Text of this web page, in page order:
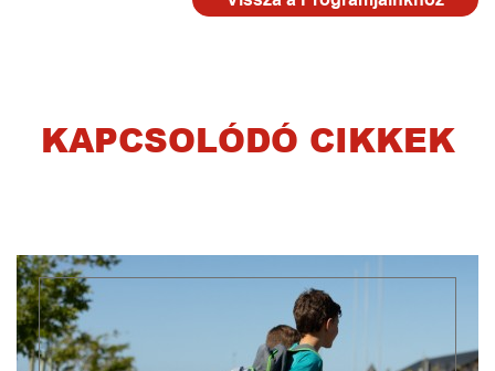
KAPCSOLÓDÓ CIKKEK